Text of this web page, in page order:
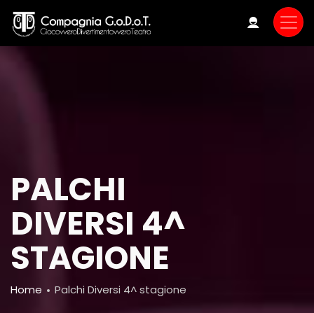
main
PALCHI
DIVERSI 4^
STAGIONE
Breadcrumb
Home Palchi Diversi 4^ stagione